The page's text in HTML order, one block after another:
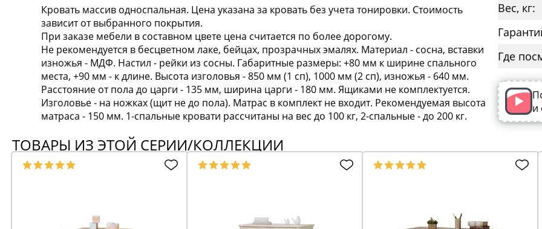
Кровать массив односпальная. Цена указана за кровать без учета тонировки. Стоимость
зависит от выбранного покрытия.
При заказе мебели в составном цвете цена считается по более дорогому.
Не рекомендуется в бесцветном лаке, бейцах, прозрачных эмалях. Материал - сосна, вставки
изножья - МДФ. Настил - рейки из сосны. Габаритные размеры: +80 мм к ширине спального
места, +90 мм - к длине. Высота изголовья - 850 мм (1 сп), 1000 мм (2 сп), изножья - 640 мм.
Расстояние от пола до царги - 135 мм, ширина царги - 180 мм. Ящиками не комплектуется.
Изголовье - на ножках (щит не до пола). Матрас в комплект не входит. Рекомендуемая высота
матраса - 150 мм. 1-спальные кровати рассчитаны на вес до 100 кг, 2-спальные - до 200 кг.
Вес, кг:
Где
и
ТОВАРЫ ИЗ ЭТОЙ СЕРИИ/КОЛЛЕКЦИИ